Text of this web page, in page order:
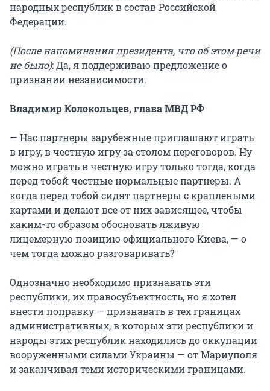
народных республик в состав Российской
Федерации.
(После напоминания президента, что об этом речи
не было): Да, я поддерживаю предложение о
признании независимости.
Владимир Колокольцев, глава МВД РФ
— Нас партнеры зарубежные приглашают играть
в игру, в честную игру за столом переговоров. Ну
можно играть в честную игру только тогда, когда
перед тобой честные нормальные партнеры. А
когда перед тобой сидят партнеры с краплеными
картами и делают все от них зависящее, чтобы
каким-то образом обосновать лживую
лицемерную позицию официального Киева, — о
чем тогда можно разговаривать?
Однозначно необходимо признавать эти
республики, их правосубъектность, но я хотел
внести поправку — признавать в тех границах
административных, в которых эти республики и
народы этих республик находились до оккупации
вооруженными силами Украины — от Мариуполя
и заканчивая теми историческими границами.